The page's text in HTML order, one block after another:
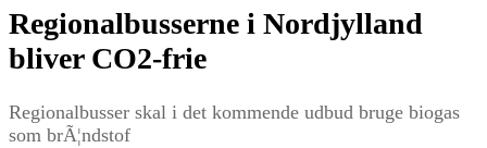
Regionalbusserne i Nordjylland
bliver CO2-frie
Regionalbusser skal i det kommende udbud bruge biogas
som brÃ¦ndstof